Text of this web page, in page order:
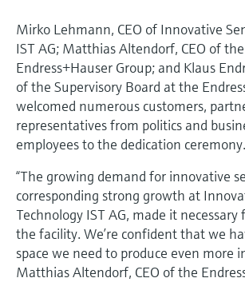
通过应用参数查找、选择并配置产品
Device Viewer
查找产品具体信息和文档
备件查找工具
您可通过产品型号、订单代码或序列号，轻
Level measurement with pressure
选购全部
微波传输测量原理
Memosens数字技术
选购全部
决策级过程透明度，赋能卓越运营
Mirko Lehmann, CEO of Innovative
IST AG; Matthias Altendorf, CEO of the
Endress+Hauser Group; and Klaus
of the Supervisory Board at the
welcomed numerous customers,
representatives from politics and
employees to the dedication ceremony.
“The growing demand for innovative
corresponding strong growth at
Technology IST AG, made it
the facility. We’re confident that we
space we need to produce even more
Matthias Altendorf, CEO of the